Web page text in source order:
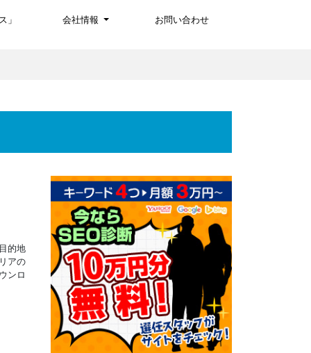
」 会社情報 お問い合わせ
的地
アの
ンロ